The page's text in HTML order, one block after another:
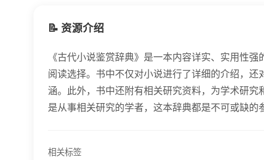
📝 资源介绍
《古代小说鉴赏辞典》是一本内容详实、实用性
阅读选择。书中不仅对小说进行了详细的介绍，
涵。此外，书中还附有相关研究资料，为学术研
是从事相关研究的学者，这本辞典都是不可或缺的
相关标签